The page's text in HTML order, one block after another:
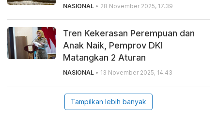
NASIONAL • 28 November 2025, 17.39
Tren Kekerasan Perempuan dan
Anak Naik, Pemprov DKI
Matangkan 2 Aturan
NASIONAL • 13 November 2025, 14.43
Tampilkan lebih banyak